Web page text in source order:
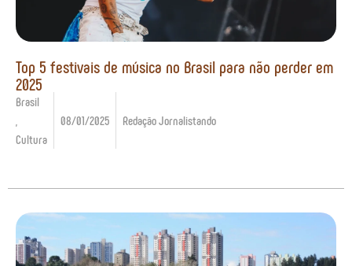
Top 5 festivais de música no Brasil para não perder em
2025
Brasil
Cultura
08/01/2025 Redação Jornalistando